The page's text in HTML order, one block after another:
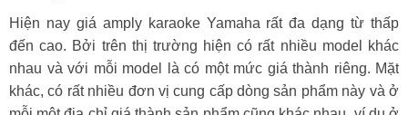
Hiện nay giá amply karaoke Yamaha rất đa dạng từ thấp
đến cao. Bởi trên thị trường hiện có rất nhiều model khác
nhau và với mỗi model là có một mức giá thành riêng. Mặt
khác, có rất nhiều đơn vị cung cấp dòng sản phẩm này và ở